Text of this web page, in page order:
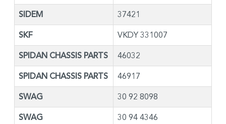
SIDEM 37421
SKF VKDY 331007
SPIDAN CHASSIS PARTS 46032
SPIDAN CHASSIS PARTS 46917
SWAG 30 92 8098
SWAG 30 94 4346